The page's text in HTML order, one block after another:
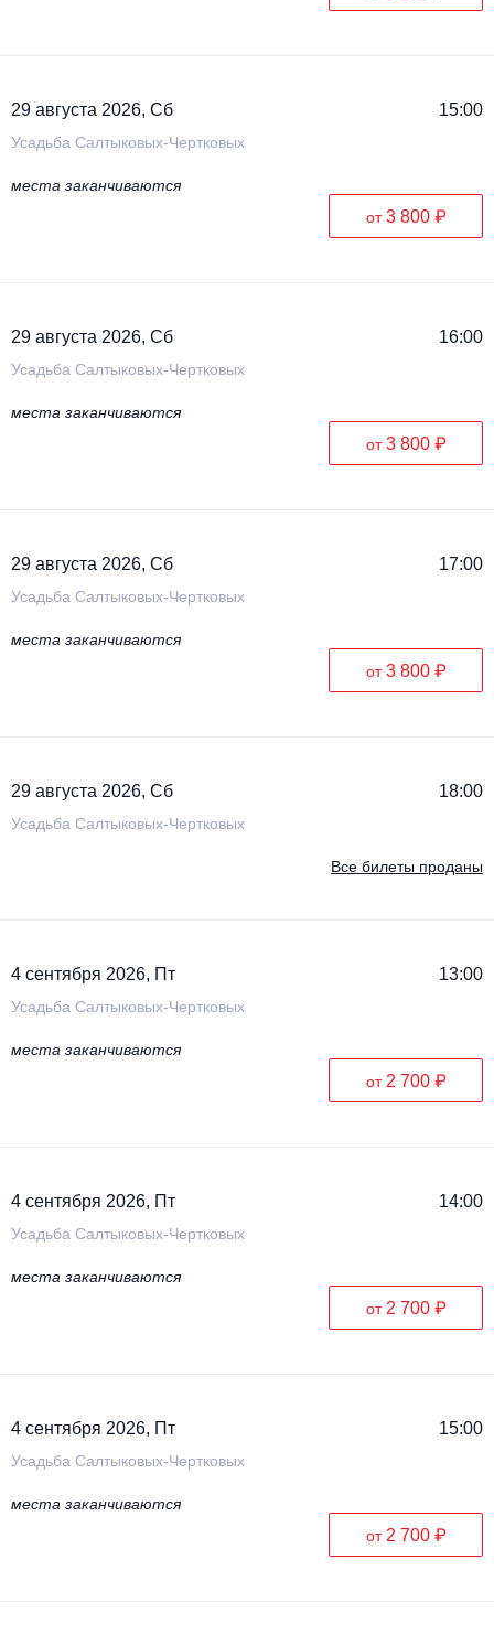
29 августа 2026, Сб 15:00
Усадьба Салтыковых-Чертковых
места заканчиваются
от3 800 ₽
29 августа 2026, Сб 16:00
Усадьба Салтыковых-Чертковых
места заканчиваются
от3 800 ₽
29 августа 2026, Сб 17:00
Усадьба Салтыковых-Чертковых
места заканчиваются
от3 800 ₽
29 августа 2026, Сб 18:00
Усадьба Салтыковых-Чертковых
Все билеты проданы
4 сентября 2026, Пт 13:00
Усадьба Салтыковых-Чертковых
места заканчиваются
от 2 700 ₽
4 сентября 2026, Пт 14:00
Усадьба Салтыковых-Чертковых
места заканчиваются
от 2 700 ₽
4 сентября 2026, Пт 15:00
Усадьба Салтыковых-Чертковых
места заканчиваются
от 2 700 ₽